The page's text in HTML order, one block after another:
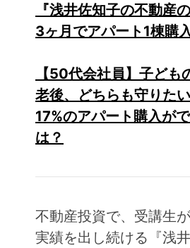
『浅井佐知子の不動産
3ヶ月でアパート1棟購
【50代会社員】子ども
老後、どちらも守りた
17%のアパート購入が
は？
不動産投資で、受講生
実績を出し続ける『浅